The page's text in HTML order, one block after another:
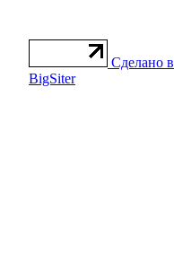
Сделано в
BigSiter